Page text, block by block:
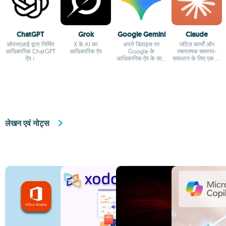
ChatGPT
ओपनएआई द्वारा निर्मित
आधिकारिक ChatGPT
ऐप।
Grok
X के AI का
आधिकारिक ऐप
Google Gemini
अपने डिवाइस पर
Google के
आधिकारिक ऐप के साथ
Claude
जटिल कार्यों और
रचनात्मक समस्या-
समाधान के लिए एक AI
लेखन एवं नोट्स